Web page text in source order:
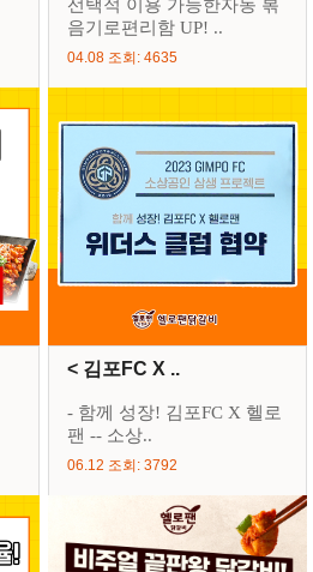
선택적 이용 가능한자동 볶
음기로편리함 UP! ..
04.08 조회: 4635
< 김포FC X ..
- 함께 성장! 김포FC X 헬로
팬 -- 소상..
06.12 조회: 3792